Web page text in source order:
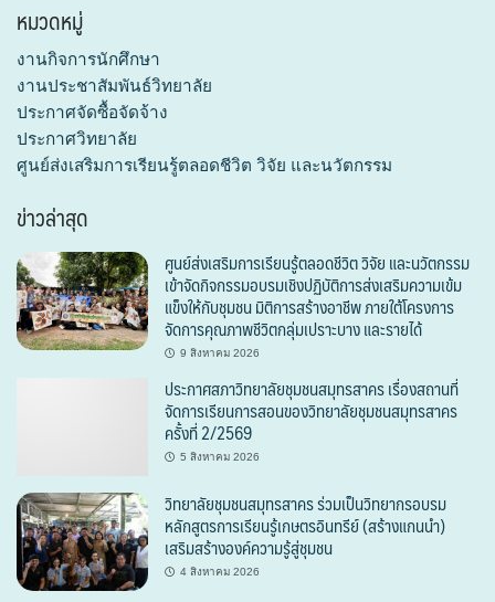
หมวดหมู่
งานกิจการนักศึกษา
งานประชาสัมพันธ์วิทยาลัย
ประกาศจัดซื้อจัดจ้าง
ประกาศวิทยาลัย
ศูนย์ส่งเสริมการเรียนรู้ตลอดชีวิต วิจัย และนวัตกรรม
ข่าวล่าสุด
ศูนย์ส่งเสริมการเรียนรู้ตลอดชีวิต วิจัย และนวัตกรรม
เข้าจัดกิจกรรมอบรมเชิงปฏิบัติการส่งเสริมความเข้ม
แข็งให้กับชุมชน มิติการสร้างอาชีพ ภายใต้โครงการ
จัดการคุณภาพชีวิตกลุ่มเปราะบาง และรายได้
9 สิงหาคม 2026
ประกาศสภาวิทยาลัยชุมชนสมุทรสาคร เรื่องสถานที่
จัดการเรียนการสอนของวิทยาลัยชุมชนสมุทรสาคร
ครั้งที่ 2/2569
5 สิงหาคม 2026
วิทยาลัยชุมชนสมุทรสาคร ร่วมเป็นวิทยากรอบรม
หลักสูตรการเรียนรู้เกษตรอินทรีย์ (สร้างแกนนำ)
เสริมสร้างองค์ความรู้สู่ชุมชน
4 สิงหาคม 2026